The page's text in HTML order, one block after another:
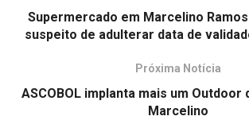
Supermercado em Marcelino
suspeito de adulterar data de
Próxima Notícia
ASCOBOL implanta mais um Outdoor
Marcelino